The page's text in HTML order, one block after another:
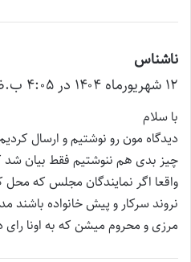
ناشناس
ف
:
۱۲ شهریور‌ماه ۱۴۰۴ در ۴:۰۵ ب.ظ
با سلام
دیدگاه مون رو نوشتیم و ارسال
چیز بدی هم ننوشتیم فقط بیان شد
واقعا اگر نمایندگان مجلس که محل
نروند سرکار و پیش خانواده باشند
مرزی و محروم میشن که به اونا